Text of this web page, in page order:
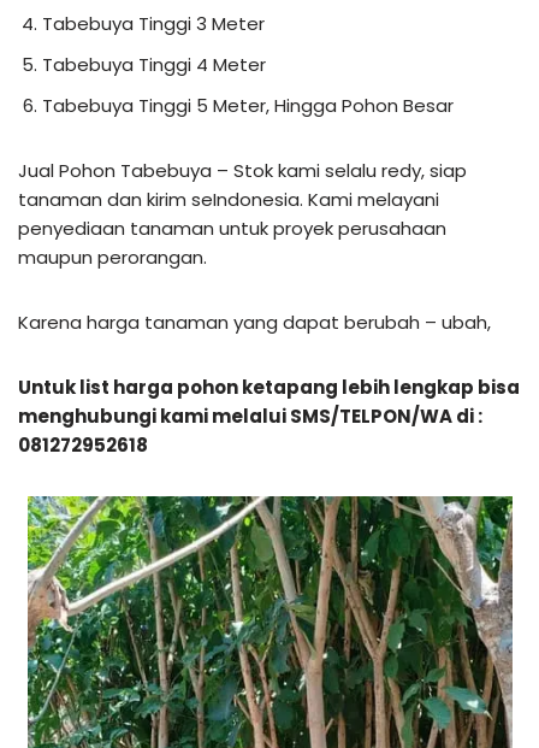
Tabebuya Tinggi 3 Meter
Tabebuya Tinggi 4 Meter
Tabebuya Tinggi 5 Meter, Hingga Pohon Besar
Jual Pohon Tabebuya – Stok kami selalu redy, siap
tanaman dan kirim seIndonesia. Kami melayani
penyediaan tanaman untuk proyek perusahaan
maupun perorangan.
Karena harga tanaman yang dapat berubah – ubah,
Untuk list harga pohon ketapang lebih lengkap bisa
menghubungi kami melalui SMS/TELPON/WA di :
081272952618